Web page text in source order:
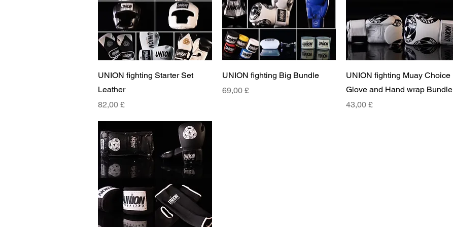
Vista rapida
UNION fighting Starter Set
Leather
Prezzo
82,00 £
Vista rapida
UNION fighting Big Bundle
Prezzo
69,00 £
Vista rapida
UNION fighting Muay Choice
Glove and Hand wrap Bundle
Prezzo
43,00 £